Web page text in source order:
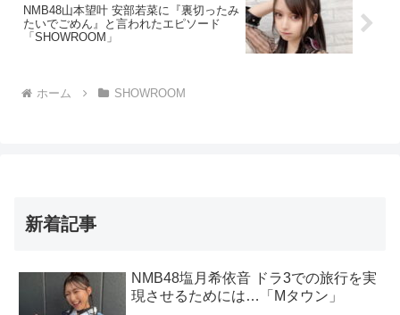
NMB48山本望叶 安部若菜に『裏切ったみ
たいでごめん』と言われたエピソード
「SHOWROOM」
ホーム SHOWROOM
新着記事
NMB48塩月希依音 ドラ3での旅行を実
現させるためには…「Mタウン」